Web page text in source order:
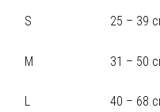
S 25 – 39
M 31 – 50
L 40 – 68